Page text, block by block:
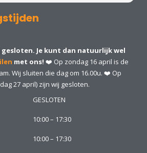
gesloten. Je kunt dan natuurlijk wel
met ons! ❤️ Op zondag 16 april is de
Wij sluiten die dag om 16.00u. ❤️ Op
27 april) zijn wij gesloten.
GESLOTEN
10:00 – 17:30
10:00 – 17:30